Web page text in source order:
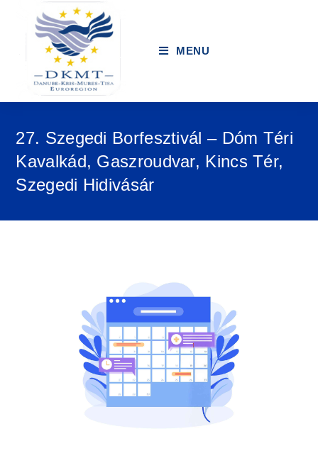
MENU
27. Szegedi Borfesztivál – Dóm Téri
Kavalkád, Gaszroudvar, Kincs Tér,
Szegedi Hidivásár